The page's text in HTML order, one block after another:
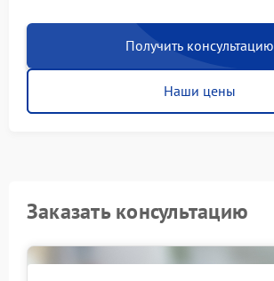
Получить консультацию
Наши цены
Заказать консультацию